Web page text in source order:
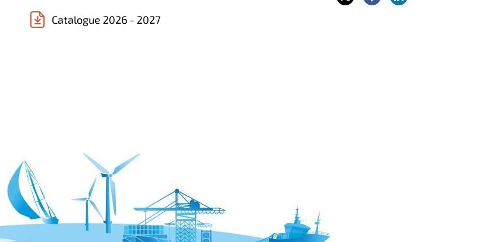
Catalogue 2026 - 2027